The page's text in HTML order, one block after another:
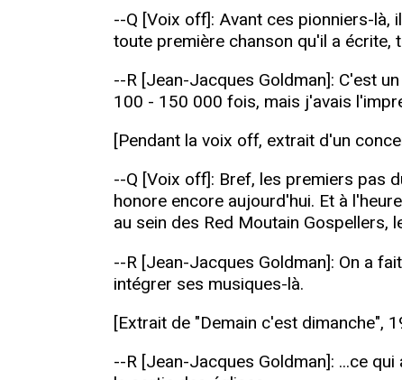
--Q [Voix off]: Avant ces pionniers-là,
toute première chanson qu'il a écrite,
--R [Jean-Jacques Goldman]: C'est
100 - 150 000 fois, mais j'avais
[Pendant la voix off, extrait d'un
--Q [Voix off]: Bref, les premiers pas
honore encore aujourd'hui. Et à
au sein des Red Moutain Gospellers,
--R [Jean-Jacques Goldman]: On a
intégrer ses musiques-là.
[Extrait de "Demain c'est dimanche",
--R [Jean-Jacques Goldman]: ...ce